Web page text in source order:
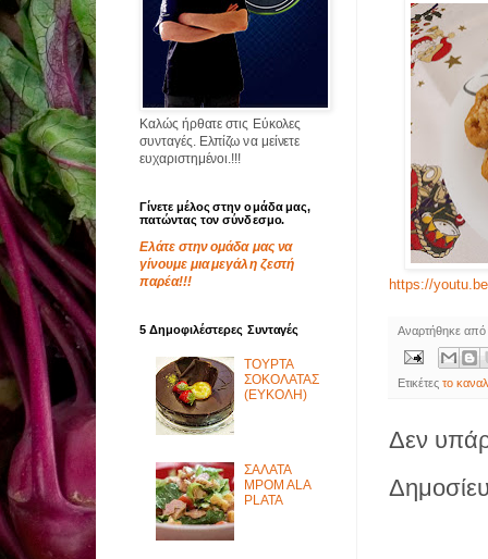
https://
Αναρτήθηκε
Ετικέτεςτο
Δεν
Καλώς ήρθατε στις Εύκολες
συνταγές. Ελπίζω να μείνετε
ευχαριστημένοι.!!!
Γίνετε μέλος στην ομάδα μας,
πατώντας τον σύνδεσμο.
Ελάτε στην ομάδα μας να
γίνουμε μια μεγάλη ζεστή
παρέα!!!
5 Δημοφιλέστερες Συνταγές
ΤΟΥΡΤΑ
ΣΟΚΟΛΑΤΑΣ
(ΕΥΚΟΛΗ)
ΣΑΛΑΤΑ
MPOM ALA
PLATA